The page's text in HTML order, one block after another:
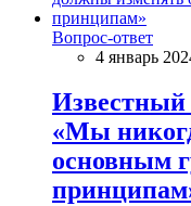
Вопрос-ответ
4 январь
Известный
«Мы
основным